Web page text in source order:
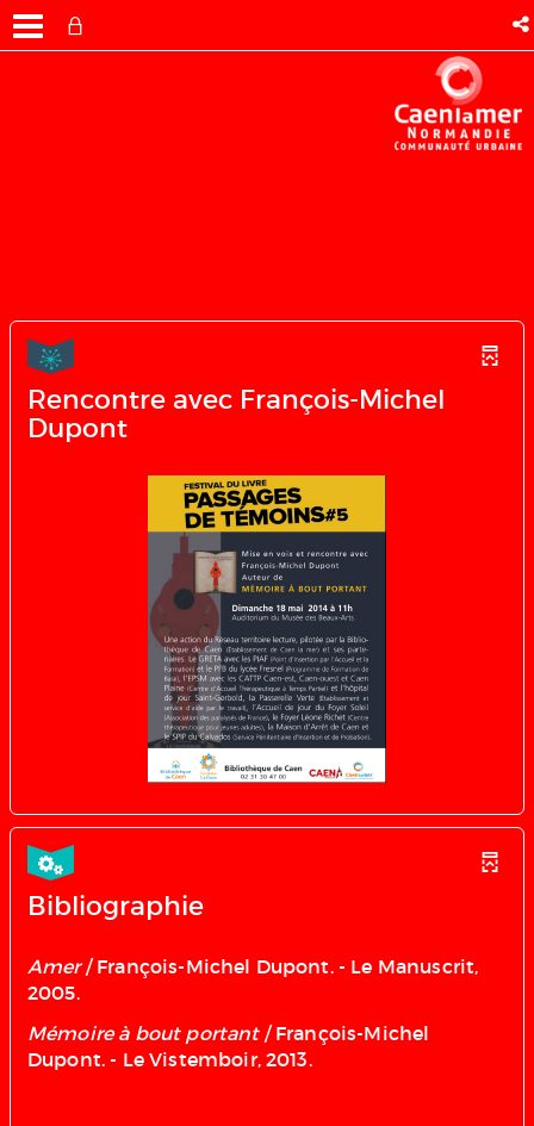
Rencontre avec François-Michel
Dupont
Bibliographie
Amer/ François-Michel Dupont. - Le Manuscrit,
2005.
Mémoire à bout portant/ François-Michel
Dupont. - Le Vistemboir, 2013.